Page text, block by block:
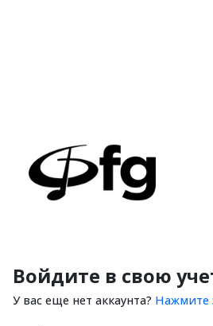
Войдите в свою
У вас еще нет аккаунта? Нажмите